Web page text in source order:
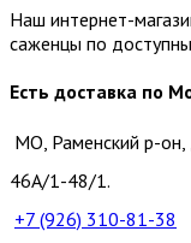
Наш интернет-
саженцы по
Есть доставка по
МО, Раменский р-он,
46А/1-48/1.
+7 (926) 310-81-38